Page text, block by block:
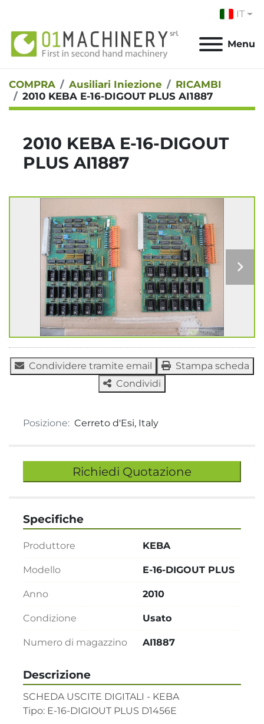
IT
Menu
COMPRA Ausiliari Iniezione
RICAMBI
2010 KEBA E-16-DIGOUT PLUS AI1887
2010 KEBA E-16-DIGOUT
PLUS AI1887
Condividere tramite email
Stampa scheda
Condividi
Posizione: Cerreto d'Esi, Italy
Richiedi Quotazione
Descrizione
SCHEDA USCITE DIGITALI - KEBA
Tipo: E-16-DIGIOUT PLUS D1456E
Specifiche
Produttore KEBA
Modello E-16-DIGOUT PLUS
Anno 2010
Condizione Usato
Numero di magazzino AI1887